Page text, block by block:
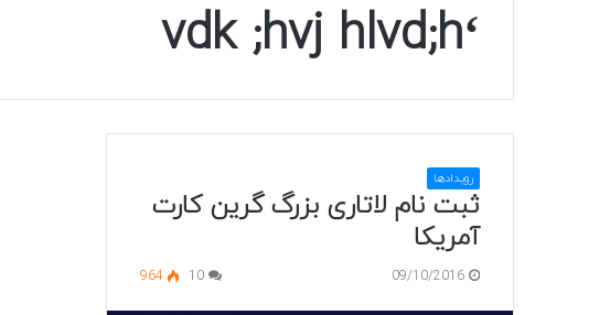
‘vdk ;hvj hlvd;h
رویدادها
ثبت نام لاتاری بزرگ گرین کارت
آمریکا
09/10/2016
10
964